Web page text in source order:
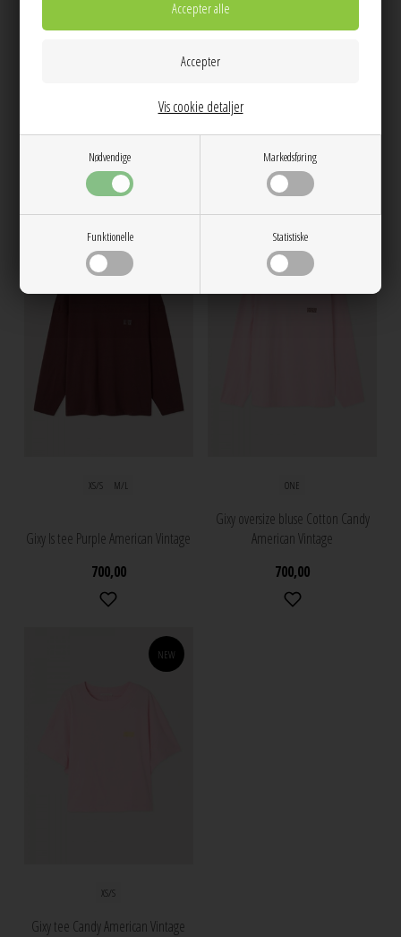
Nødvendige Markedsføring
Funktionelle Statistiske
Vis cookie detaljer
Fizvalley ls bluse Vintage Black
American Vintage
600,00
Gixy ls tee Black American Vintage
700,00
XS/S M/L
Gixy ls tee Purple American Vintage
700,00
ONE
Gixy oversize bluse Cotton Candy
American Vintage
700,00
NEW
XS/S
Gixy tee Candy American Vintage